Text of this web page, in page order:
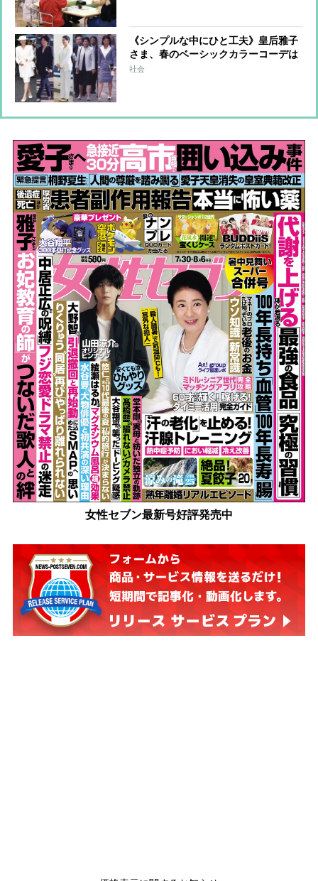
《シンプルな中にひと工夫》皇后雅子
さま、春のベーシックカラーコーデは
アクセサリーや小物でツヤ感をプラス
社会
女性セブン最新号好評発売中